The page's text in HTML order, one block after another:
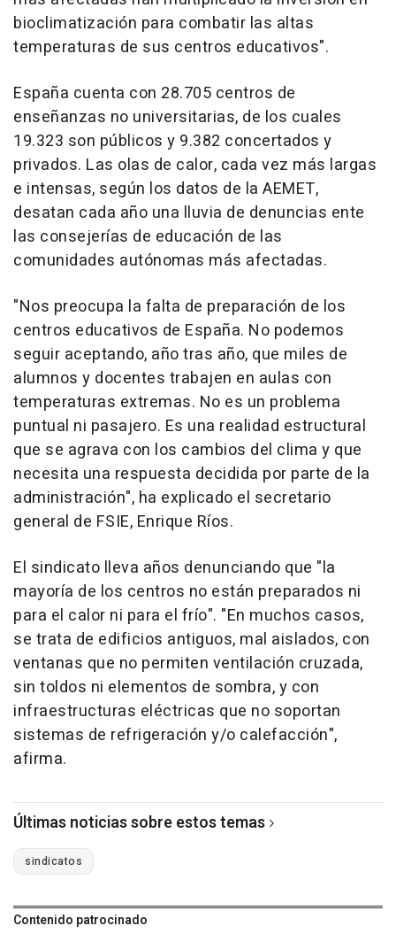
bioclimatización para combatir las altas
temperaturas de sus centros educativos".
España cuenta con 28.705 centros de
enseñanzas no universitarias, de los cuales
19.323 son públicos y 9.382 concertados y
privados. Las olas de calor, cada vez más largas
e intensas, según los datos de la AEMET,
desatan cada año una lluvia de denuncias ente
las consejerías de educación de las
comunidades autónomas más afectadas.
"Nos preocupa la falta de preparación de los
centros educativos de España. No podemos
seguir aceptando, año tras año, que miles de
alumnos y docentes trabajen en aulas con
temperaturas extremas. No es un problema
puntual ni pasajero. Es una realidad estructural
que se agrava con los cambios del clima y que
necesita una respuesta decidida por parte de la
administración", ha explicado el secretario
general de FSIE, Enrique Ríos.
El sindicato lleva años denunciando que "la
mayoría de los centros no están preparados ni
para el calor ni para el frío". "En muchos casos,
se trata de edificios antiguos, mal aislados, con
ventanas que no permiten ventilación cruzada,
sin toldos ni elementos de sombra, y con
infraestructuras eléctricas que no soportan
sistemas de refrigeración y/o calefacción",
afirma.
Últimas noticias sobre estos temas
sindicatos
Contenido patrocinado